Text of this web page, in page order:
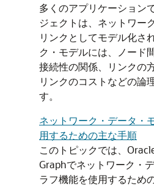
多くのアプリケーション
ジェクトは、ネットワー
リンクとしてモデル化さ
ク・モデルには、ノード
接続性の関係、リンクの
リンクのコストなどの論
す。
ネットワーク・データ・
用するための主な手順
このトピックでは、
Graphでネットワーク・
ラフ機能を使用するため